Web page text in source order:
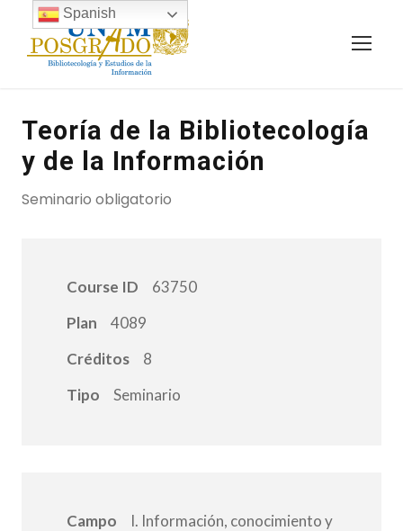
Teoría de la Bibliotecología
y de la Información
Seminario obligatorio
Course ID
63750
Plan
4089
Créditos
8
Tipo
Seminario
Campo
I. Información, conocimiento y
Spanish